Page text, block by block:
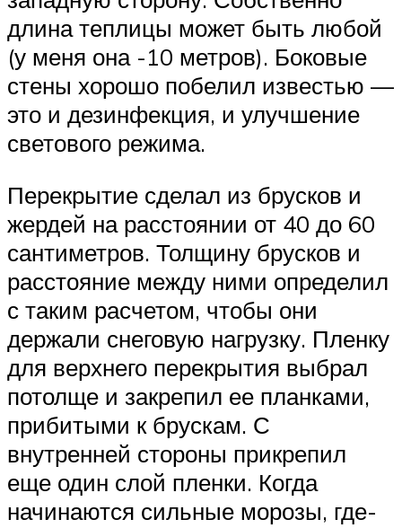
длина теплицы может быть любой
(у меня она -10 метров). Боковые
стены хорошо побелил известью —
это и дезинфекция, и улучшение
светового режима.
Перекрытие сделал из брусков и
жердей на расстоянии от 40 до 60
сантиметров. Толщину брусков и
расстояние между ними определил
с таким расчетом, чтобы они
держали снеговую нагрузку. Пленку
для верхнего перекрытия выбрал
потолще и закрепил ее планками,
прибитыми к брускам. С
внутренней стороны прикрепил
еще один слой пленки. Когда
начинаются сильные морозы, где-